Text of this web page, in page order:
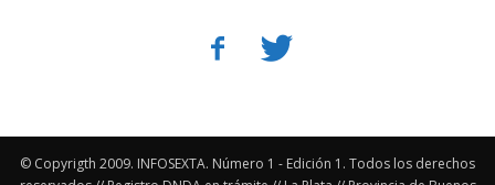
© Copyrigth 2009. INFOSEXTA. Número 1 - Edición 1. Todos los derechos